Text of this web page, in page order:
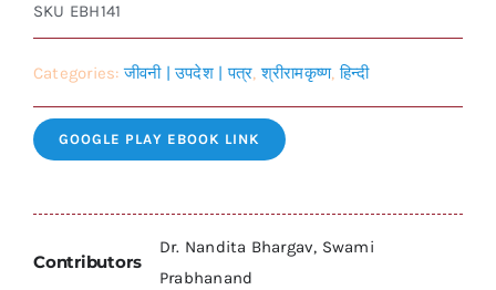
SKU EBH141
Categories:जीवनी | उपदेश | पत्र,श्रीरामकृष्ण,हिन्दी
GOOGLE PLAY EBOOK LINK
Contributors
Dr. Nandita Bhargav, Swami
Prabhanand